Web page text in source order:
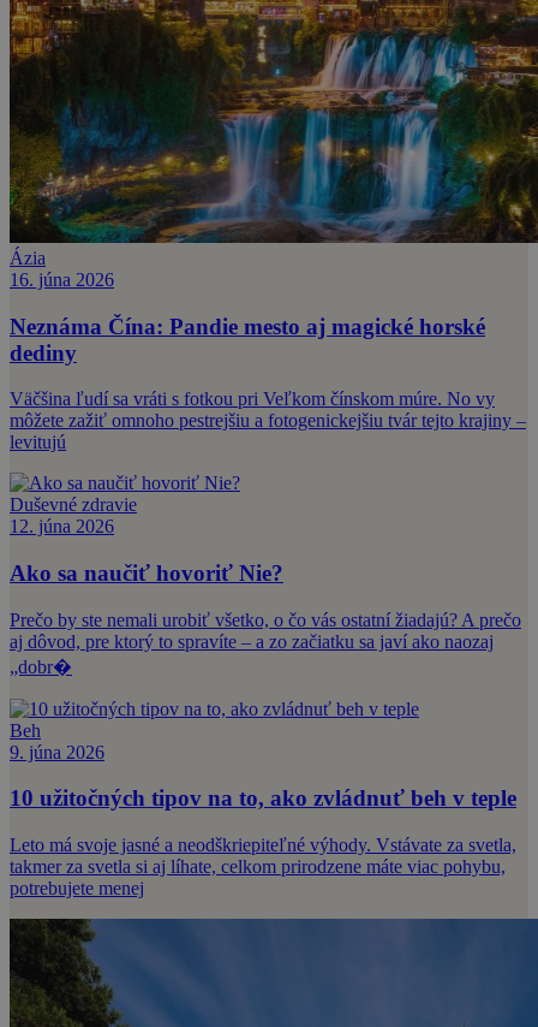
Ázia
16. júna 2026
Neznáma Čína: Pandie mesto aj magické horské
dediny
Väčšina ľudí sa vráti s fotkou pri Veľkom čínskom múre. No vy
môžete zažiť omnoho pestrejšiu a fotogenickejšiu tvár tejto krajiny –
levitujú
Duševné zdravie
12. júna 2026
Ako sa naučiť hovoriť Nie?
Prečo by ste nemali urobiť všetko, o čo vás ostatní žiadajú? A prečo
aj dôvod, pre ktorý to spravíte – a zo začiatku sa javí ako naozaj
„dobr�
Beh
9. júna 2026
10 užitočných tipov na to, ako zvládnuť beh v teple
Leto má svoje jasné a neodškriepiteľné výhody. Vstávate za svetla,
takmer za svetla si aj líhate, celkom prirodzene máte viac pohybu,
potrebujete menej